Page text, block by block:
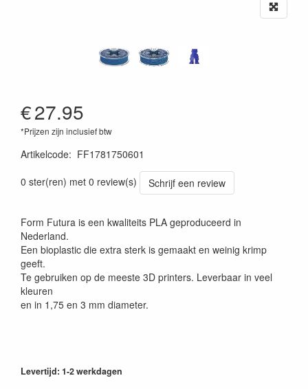
€27.95
*Prijzen zijn inclusief btw
Artikelcode: FF1781750601
0 ster(ren) met 0 review(s)
Schrijf een review
Form Futura is een kwaliteits PLA geproduceerd in
Nederland.
Een bioplastic die extra sterk is gemaakt en weinig krimp
geeft.
Te gebruiken op de meeste 3D printers. Leverbaar in veel
kleuren
en in 1,75 en 3 mm diameter.
Levertijd: 1-2 werkdagen